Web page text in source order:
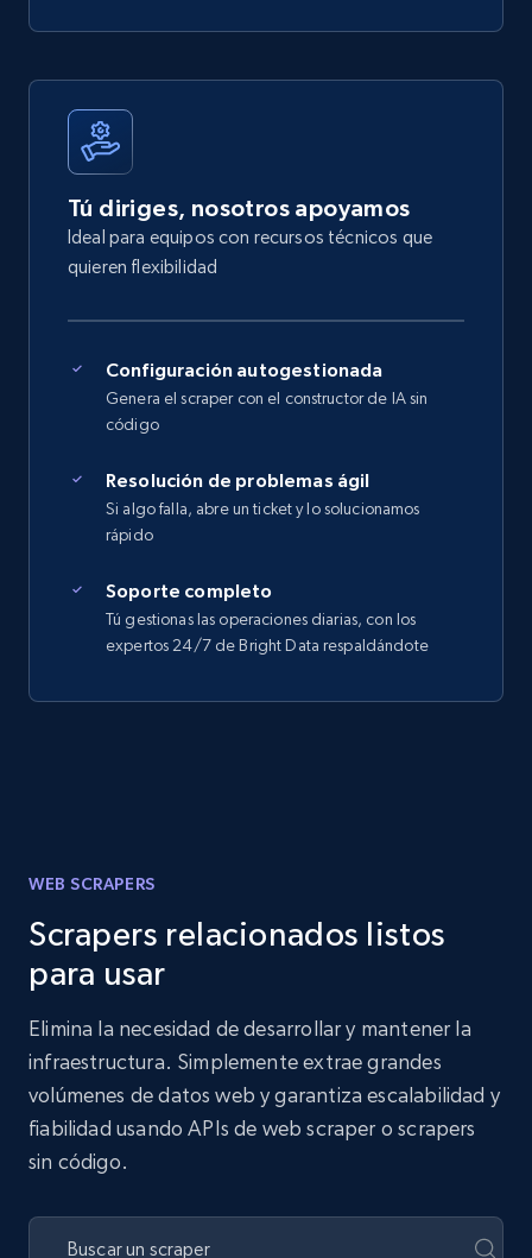
Tú diriges, nosotros apoyamos
Ideal para equipos con recursos técnicos que
quieren flexibilidad
Configuración autogestionada
Genera el scraper con el constructor de IA sin
código
Resolución de problemas ágil
Si algo falla, abre un ticket y lo solucionamos
rápido
Soporte completo
Tú gestionas las operaciones diarias, con los
expertos 24/7 de Bright Data respaldándote
WEB SCRAPERS
Scrapers relacionados listos
para usar
Elimina la necesidad de desarrollar y mantener la
infraestructura. Simplemente extrae grandes
volúmenes de datos web y garantiza escalabilidad y
fiabilidad usando APIs de web scraper o scrapers
sin código.